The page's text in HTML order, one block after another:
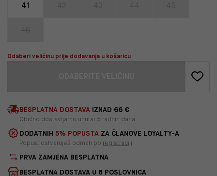
41
Odaberi veličinu prije dodavanja u košaricu
BESPLATNA DOSTAVA IZNAD 66 €
Obično dostavljamo unutar 5 radnih dana
DODATNIH 5% POPUSTA ZA ČLANOVE LOYALTY-A
Popust ostvaruješ odmah po registraciji
PRVA ZAMJENA BESPLATNA
BESPLATNA DOSTAVA U 8 POSLOVNICA